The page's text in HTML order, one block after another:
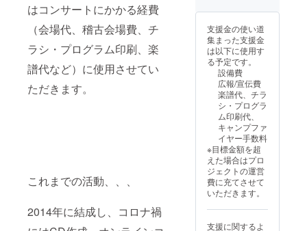
はコンサートにかかる経費
（会場代、稽古会場費、チ
ラシ・プログラム印刷、楽
譜代など）に使用させてい
ただきます。
これまでの活動、、、
2014年に結成し、コロナ禍
したの
で作成
いたし
まし
た。
だきま
ご了承
くださ
いま
せ。な
お「1人
のみレ
ンタ
ル」は
受け付
けてお
りませ
ん。
※「こん
なのは
どうか
な？」
という
支援金の使い道
集まった支援金
は以下に使用す
る予定です。
設備費
広報/宣伝費
楽譜代、チラ
シ・プログラ
ム印刷代、
キャンプファ
イヤー手数料
※目標金額を超
えた場合はプロ
ジェクトの運営
費に充てさせて
いただきます。
支援に関するよ